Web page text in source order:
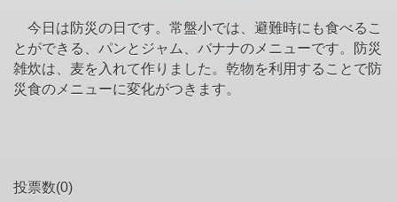
今日は防災の日です。常盤小では、避難時にも食べるこ
とができる、パンとジャム、バナナのメニューです。防災
雑炊は、麦を入れて作りました。乾物を利用することで防
災食のメニューに変化がつきます。
投票数(0)